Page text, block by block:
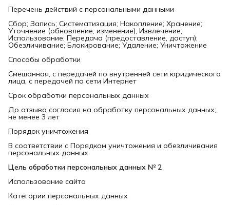
Перечень действий с персональными данными
Сбор; Запись; Систематизация; Накопление; Хранение;
Уточнение (обновление, изменение); Извлечение;
Использование; Передача (предоставление, доступ);
Обезличивание; Блокирование; Удаление; Уничтожение
Способы обработки
Смешанная, с передачей по внутренней сети юридического
лица, с передачей по сети Интернет
Срок обработки персональных данных
До отзыва согласия на обработку персональных данных;
не менее 3 лет
Порядок уничтожения
В соответствии с Порядком уничтожения и обезличивания
персональных данных
Цель обработки персональных данных № 2
Использование сайта
Категории персональных данных